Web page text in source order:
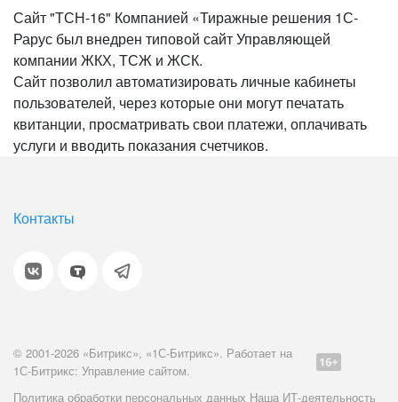
Сайт "ТСН-16" Компанией «Тиражные решения 1С-
Рарус был внедрен типовой сайт Управляющей
компании ЖКХ, ТСЖ и ЖСК.
Сайт позволил автоматизировать личные кабинеты
пользователей, через которые они могут печатать
квитанции, просматривать свои платежи, оплачивать
услуги и вводить показания счетчиков.
Контакты
© 2001-2026 «Битрикс», «1С-Битрикс». Работает на
1С-Битрикс: Управление сайтом.
Политика обработки персональных данных Наша ИТ-деятельность